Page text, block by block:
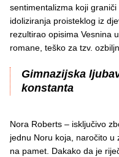
sentimentalizma koji
idoliziranja proisteklog iz
rezultirao opisima Vesnina
romane, teško za tzv.
Gimnazijska
konstanta
Nora Roberts – isključivo
jednu Noru koja, naročito u
na pamet. Dakako da je